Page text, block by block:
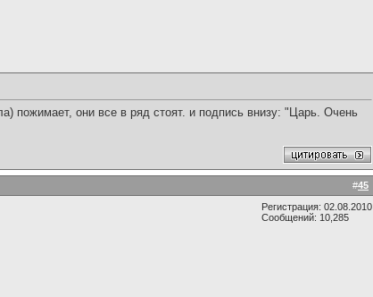
пожимает, они все в ряд стоят. и подпись внизу: "Царь. Очень
#45
Регистрация: 02.08.2010
Сообщений: 10,285